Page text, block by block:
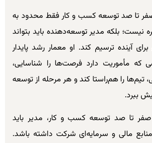
تا صد توسعه کسب و کار فقط محدود به
نیست؛ بلکه مدیر توسعه‌دهنده باید بتواند
آینده ترسیم کند. او معمار رشد پایدار
مأموریت دارد فرصت‌ها را شناسایی،
تیم‌ها را هم‌راستا کند و هر مرحله از توسعه
ببرد.
تا صد توسعه کسب و کار، مدیر باید
مالی و سرمایه‌ای شرکت داشته باشد.